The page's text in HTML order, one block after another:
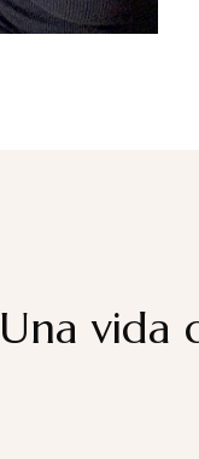
Una vida